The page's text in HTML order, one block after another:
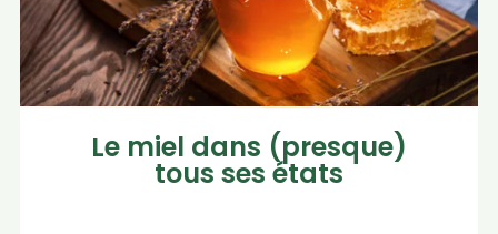
Le miel dans (presque)
tous ses états